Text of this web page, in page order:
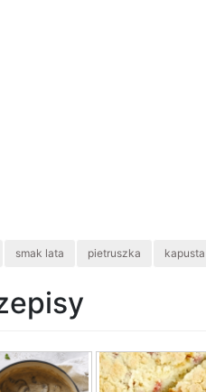
smak lata pietruszka kapusta